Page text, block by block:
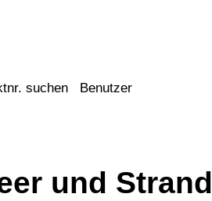
suchen Benutzer
und Strand